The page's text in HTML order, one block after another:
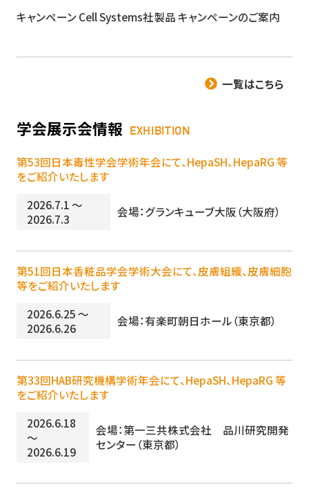
キャンペーンCell Sy​​stems社製品 キャンペーンのご案内
一覧はこちら
学会展示会情報 EXHIBITION
第53回日本毒性学会学術年会にて、HepaSH、HepaRG 等
をご紹介いたします
2026.7.1 ～
2026.7.3
会場：グランキューブ大阪（大阪府）
第51回日本香粧品学会学術大会にて、皮膚組織、皮膚細胞
等をご紹介いたします
2026.6.25 ～
2026.6.26
会場：有楽町朝日ホール（東京都）
第33回HAB研究機構学術年会にて、HepaSH、HepaRG 等
をご紹介いたします
2026.6.18
～
2026.6.19
会場：第一三共株式会社 品川研究開発
センター（東京都）